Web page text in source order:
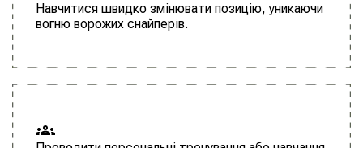
Навчитися швидко змінювати позицію, уникаючи
вогню ворожих снайперів.